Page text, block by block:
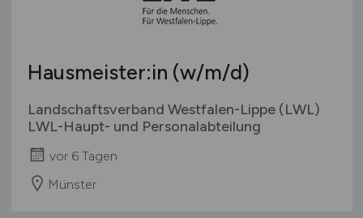
Berufseinstieg / Trainee
Studentenjobs / Werkstudenten
Praktikum
Mecklenburg-Vorpommern
Nordrhein-Westfalen
Rheinland-Pfalz
Sachsen
Hausmeister:in (w/m/d)
Landschaftsverband Westfalen-Lippe (LWL)
LWL-Haupt- und Personalabteilung
vor 6 Tagen
Münster